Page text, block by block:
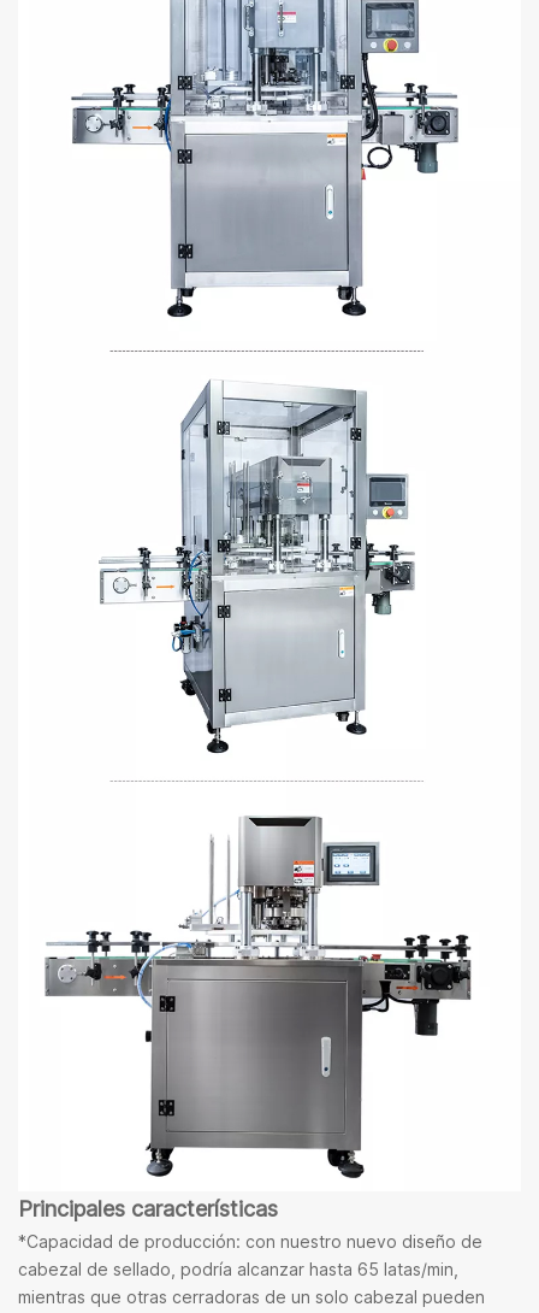
Principales características
*Capacidad de producción: con nuestro nuevo diseño de
cabezal de sellado, podría alcanzar hasta 65 latas/min,
mientras que otras cerradoras de un solo cabezal pueden